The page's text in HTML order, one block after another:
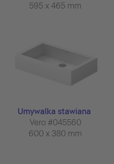
595 x 465 mm
Umywalka stawiana
Vero #045560
600 x 380 mm